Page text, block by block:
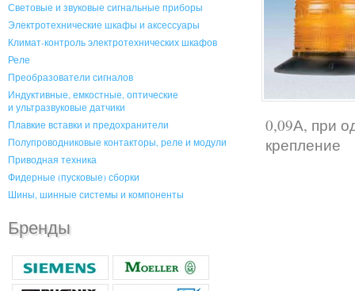
Световые и звуковые сигнальные приборы
Электротехнические шкафы и аксессуары
Климат-контроль электротехнических шкафов
Реле
Преобразователи сигналов
Индуктивные, емкостные, оптические
и ультразвуковые датчики
Плавкие вставки и предохранители
Полупроводниковые контакторы, реле и модули
Приводная техника
Фидерные (пусковые) сборки
Шины, шинные системы и компоненты
Бренды
0,09А, при
крепление